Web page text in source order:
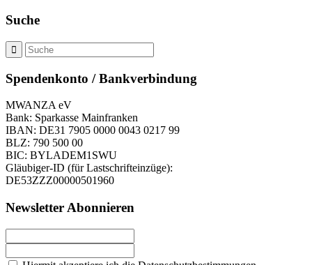
Suche
Spendenkonto / Bankverbindung
MWANZA eV
Bank: Sparkasse Mainfranken
IBAN: DE31 7905 0000 0043 0217 99
BLZ: 790 500 00
BIC: BYLADEM1SWU
Gläubiger-ID (für Lastschrifteinzüge):
DE53ZZZ00000501960
Newsletter Abonnieren